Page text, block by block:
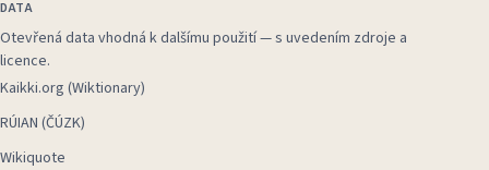
DATA
Otevřená data vhodná k dalšímu použití — s uvedením zdroje a
licence.
Kaikki.org (Wiktionary)
RÚIAN (ČÚZK)
Wikiquote